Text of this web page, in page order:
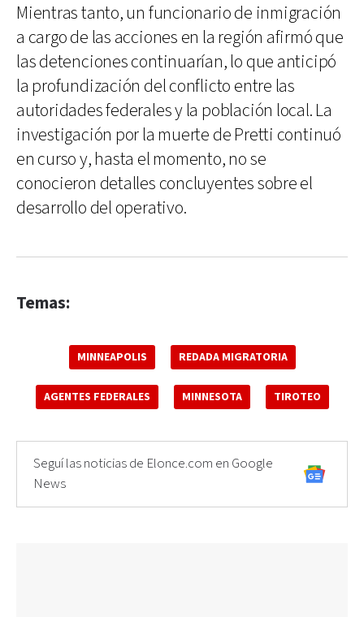
Mientras tanto, un funcionario de inmigración
a cargo de las acciones en la región afirmó que
las detenciones continuarían, lo que anticipó
la profundización del conflicto entre las
autoridades federales y la población local. La
investigación por la muerte de Pretti continuó
en curso y, hasta el momento, no se
conocieron detalles concluyentes sobre el
desarrollo del operativo.
Temas:
MINNEAPOLIS REDADA MIGRATORIA
AGENTES FEDERALES MINNESOTA TIROTEO
Seguí las noticias de Elonce.com en Google
News